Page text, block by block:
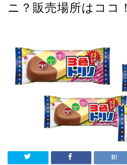
ニ？販売場所はココ！